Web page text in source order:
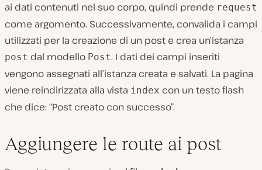
ai dati contenuti nel suo corpo, quindi prende request
come argomento. Successivamente, convalida i campi
utilizzati per la creazione di un post e crea un’istanza
post dal modello Post. I dati dei campi inseriti
vengono assegnati all’istanza creata e salvati. La pagina
viene reindirizzata alla vista index con un testo flash
che dice: “Post creato con successo”.
Aggiungere le route ai post